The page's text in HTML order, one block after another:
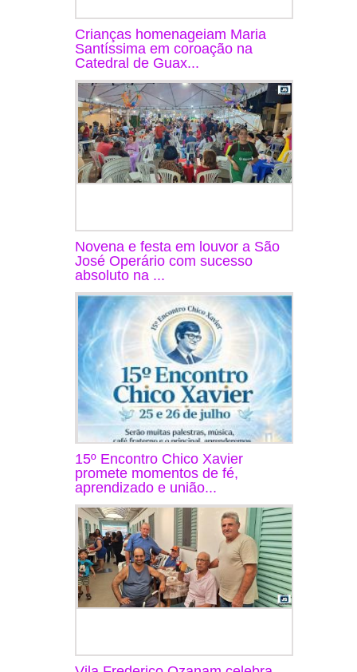
Crianças homenageiam Maria
Santíssima em coroação na
Catedral de Guax...
Novena e festa em louvor a São
José Operário com sucesso
absoluto na ...
15º Encontro Chico Xavier
promete momentos de fé,
aprendizado e união...